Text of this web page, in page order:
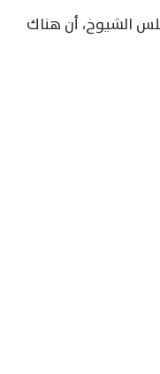
الشيوخ، أن هناك